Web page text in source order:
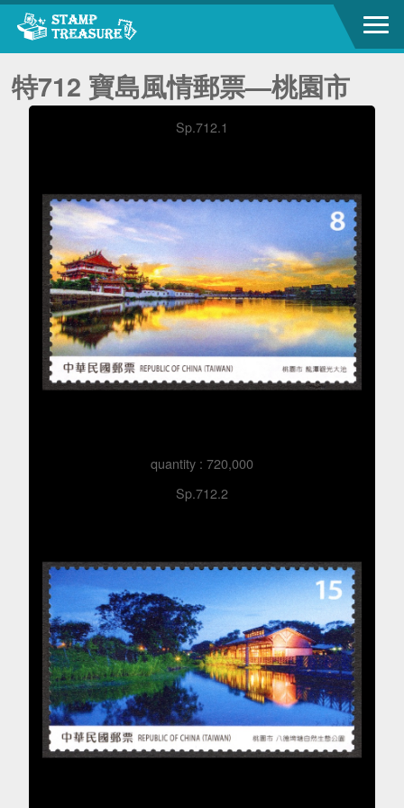
特712 寶島風情郵票—桃園市
Sp.712.1
quantity : 720,000
Sp.712.2